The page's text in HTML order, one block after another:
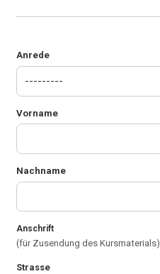
Anrede
Vorname
Nachname
Anschrift
(für Zusendung des Kursmaterials)
Strasse